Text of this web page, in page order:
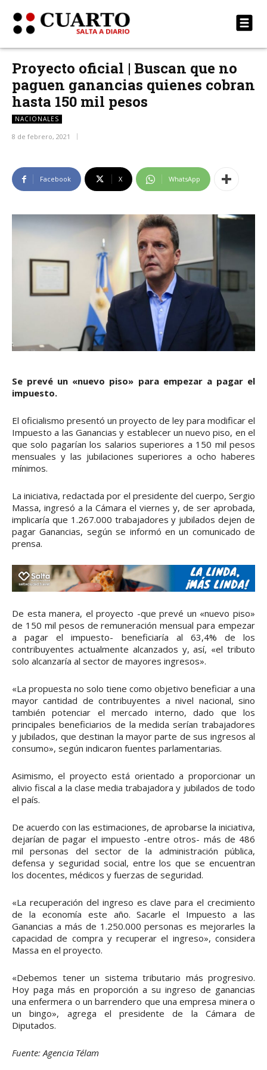
Proyecto oficial | Buscan que no
paguen ganancias quienes cobran
hasta 150 mil pesos
NACIONALES
8 de febrero, 2021
Facebook X WhatsApp
Se prevé un «nuevo piso» para empezar a pagar el
impuesto.
El oficialismo presentó un proyecto de ley para modificar el
Impuesto a las Ganancias y establecer un nuevo piso, en el
que solo pagarían los salarios superiores a 150 mil pesos
mensuales y las jubilaciones superiores a ocho haberes
mínimos.
La iniciativa, redactada por el presidente del cuerpo, Sergio
Massa, ingresó a la Cámara el viernes y, de ser aprobada,
implicaría que 1.267.000 trabajadores y jubilados dejen de
pagar Ganancias, según se informó en un comunicado de
prensa.
De esta manera, el proyecto -que prevé un «nuevo piso»
de 150 mil pesos de remuneración mensual para empezar
a pagar el impuesto- beneficiaría al 63,4% de los
contribuyentes actualmente alcanzados y, así, «el tributo
solo alcanzaría al sector de mayores ingresos».
«La propuesta no solo tiene como objetivo beneficiar a una
mayor cantidad de contribuyentes a nivel nacional, sino
también potenciar el mercado interno, dado que los
principales beneficiarios de la medida serían trabajadores
y jubilados, que destinan la mayor parte de sus ingresos al
consumo», según indicaron fuentes parlamentarias.
Asimismo, el proyecto está orientado a proporcionar un
alivio fiscal a la clase media trabajadora y jubilados de todo
el país.
De acuerdo con las estimaciones, de aprobarse la iniciativa,
dejarían de pagar el impuesto -entre otros- más de 486
mil personas del sector de la administración pública,
defensa y seguridad social, entre los que se encuentran
los docentes, médicos y fuerzas de seguridad.
«La recuperación del ingreso es clave para el crecimiento
de la economía este año. Sacarle el Impuesto a las
Ganancias a más de 1.250.000 personas es mejorarles la
capacidad de compra y recuperar el ingreso», considera
Massa en el proyecto.
«Debemos tener un sistema tributario más progresivo.
Hoy paga más en proporción a su ingreso de ganancias
una enfermera o un barrendero que una empresa minera o
un bingo», agrega el presidente de la Cámara de
Diputados.
Fuente: Agencia Télam